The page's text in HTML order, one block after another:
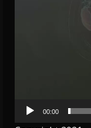
00:00